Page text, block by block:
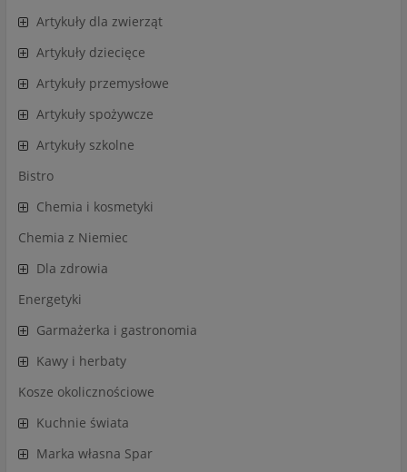
Artykuły dla zwierząt
Artykuły dziecięce
Artykuły przemysłowe
Artykuły spożywcze
Artykuły szkolne
Bistro
Chemia i kosmetyki
Chemia z Niemiec
Dla zdrowia
Energetyki
Garmażerka i gastronomia
Kawy i herbaty
Kosze okolicznościowe
Kuchnie świata
Marka własna Spar